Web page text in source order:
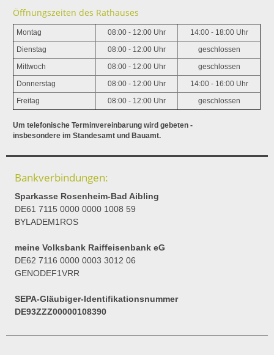
Öffnungszeiten des Rathauses
Montag 08:00 - 12:00 Uhr 14:00 - 18:00 Uhr
Dienstag 08:00 - 12:00 Uhr geschlossen
Mittwoch 08:00 - 12:00 Uhr geschlossen
Donnerstag 08:00 - 12:00 Uhr 14:00 - 16:00 Uhr
Freitag 08:00 - 12:00 Uhr geschlossen
Um telefonische Terminvereinbarung wird gebeten -
insbesondere im Standesamt und Bauamt.
Bankverbindungen:
Sparkasse Rosenheim-Bad Aibling
DE61 7115 0000 0000 1008 59
BYLADEM1ROS
meine Volksbank Raiffeisenbank eG
DE62 7116 0000 0003 3012 06
GENODEF1VRR
SEPA-Gläubiger-Identifikationsnummer
DE93ZZZ00000108390